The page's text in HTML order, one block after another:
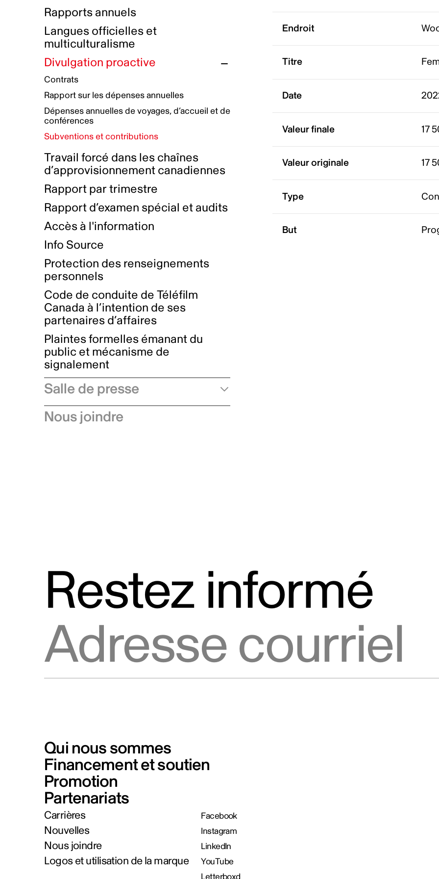
Initiatives autochtones
Plan de réconciliation autochtone
Groupe de travail autochtone
Principes directeurs sur le
harcèlement
Plan d’action pour la parité
Plan d'équité, de diversité,
d'inclusion et d'accessibilité
Boîte à outils pour le récit authentique
Collecte de données et l’auto-identification
Plan d'accessibilité
Rémunération et avantages
Prix et certifications
Nos valeurs d’entreprise
Rapports annuels
Langues officielles et
multiculturalisme
Divulgation proactive
Contrats
Rapport sur les dépenses annuelles
Dépenses annuelles de voyages, d’accueil et de
conférences
Subventions et contributions
Travail forcé dans les chaînes
d’approvisionnement canadiennes
Rapport par trimestre
Rapport d’examen spécial et audits
Accès à l'information
Info Source
Protection des renseignements
personnels
Code de conduite de Téléfilm
Canada à l’intention de ses
partenaires d’affaires
Plaintes formelles émanant du
public et mécanisme de
signalement
Salle de presse
Communiqués de presse
Nous joindre
Endroit
Titre
Date
Valeur finale 17
Valeur originale 17
Type
But
Restez informé
Qui nous sommes
Financement et soutien
Promotion
Partenariats
Carrières
Nouvelles
Nous joindre
Logos et utilisation de la marque
Facebook
Instagram
LinkedIn
YouTube
Letterboxd